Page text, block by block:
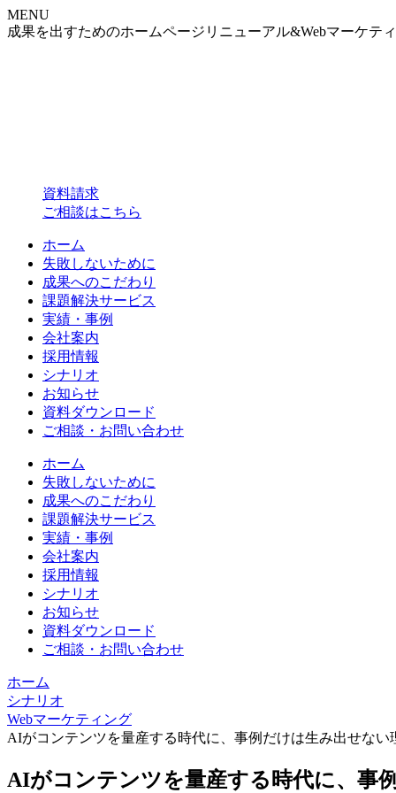
MENU
成果を出すためのホームページリニューアル&Webマーケテ
資料請求
ご相談はこちら
ホーム
失敗しないために
成果へのこだわり
課題解決サービス
実績・事例
会社案内
採用情報
シナリオ
お知らせ
資料ダウンロード
ご相談・お問い合わせ
ホーム
失敗しないために
成果へのこだわり
課題解決サービス
実績・事例
会社案内
採用情報
シナリオ
お知らせ
資料ダウンロード
ご相談・お問い合わせ
ホーム
シナリオ
Webマーケティング
AIがコンテンツを量産する時代に、事例だけは生み出せない
AIがコンテンツを量産する時代に、事